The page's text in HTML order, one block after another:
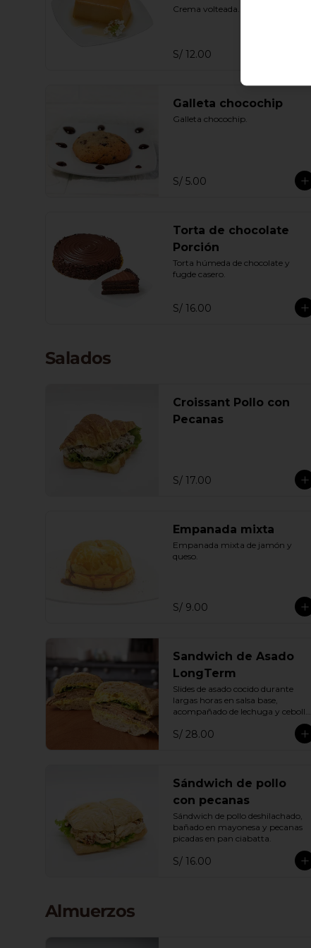
Crema volteada.
S/ 12.00
Galleta chocochip
Galleta chocochip.
S/ 5.00
Torta de chocolate
Porción
Torta húmeda de chocolate y
fugde casero.
S/ 16.00
Salados
Croissant Pollo con
Pecanas
S/ 17.00
Empanada mixta
Empanada mixta de jamón y
queso.
S/ 9.00
Sandwich de Asado
LongTerm
Slides de asado cocido durante
largas horas en salsa base,
acompañado de lechuga y cebolla
S/ 28.00
Sándwich de pollo
con pecanas
Sándwich de pollo deshilachado,
bañado en mayonesa y pecanas
picadas en pan ciabatta.
S/ 16.00
Almuerzos